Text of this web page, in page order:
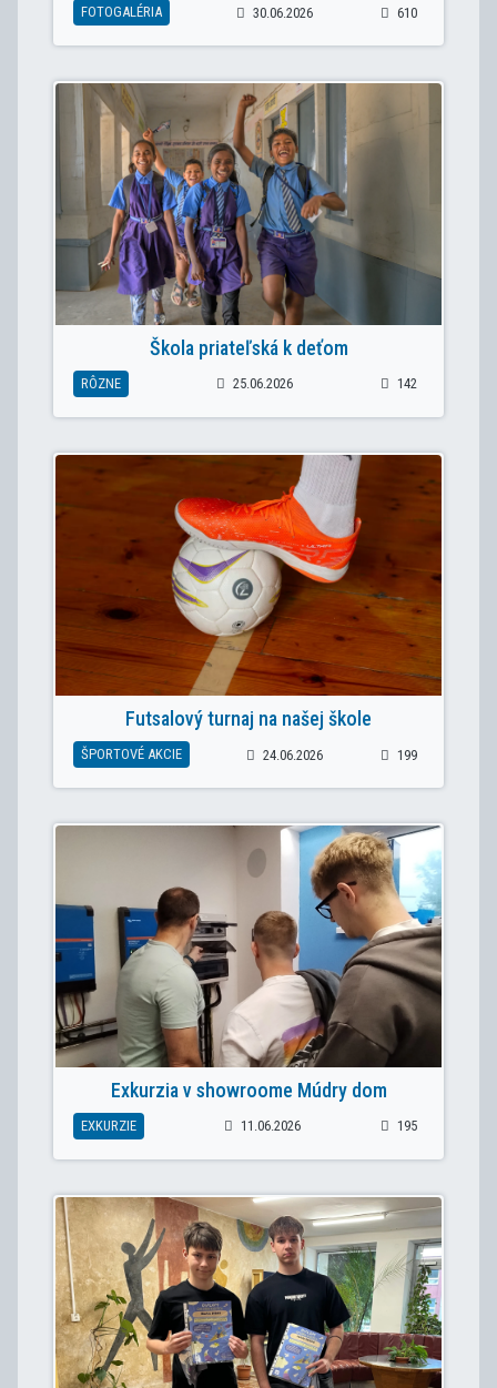
FOTOGALÉRIA 30.06.2026 610
Škola priateľská k deťom
RÔZNE 25.06.2026 142
Futsalový turnaj na našej škole
ŠPORTOVÉ AKCIE 24.06.2026 199
Exkurzia v showroome Múdry dom
EXKURZIE 11.06.2026 195